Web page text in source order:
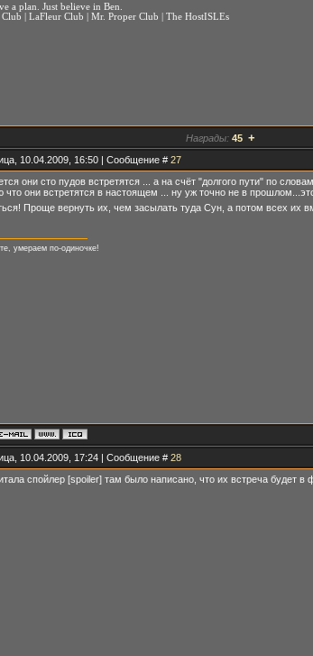
a plan. Just believe in Ben.
| LaFleur Club | Mr. Proper Club | The HostISLEs
Награды: 45 +
10.04.2009, 16:50 | Сообщение # 27
они сто пудов встретятся ... а на счёт "долгого пути" по
что они встретятся в настоящем ... ну уж точно не в
Проще вернуть их, чем засылать туда Сун, а потом всех их
умераем по-одиночке!
10.04.2009, 17:24 | Сообщение # 28
спойлер [spoiler] там было написано, что их встреча будет в